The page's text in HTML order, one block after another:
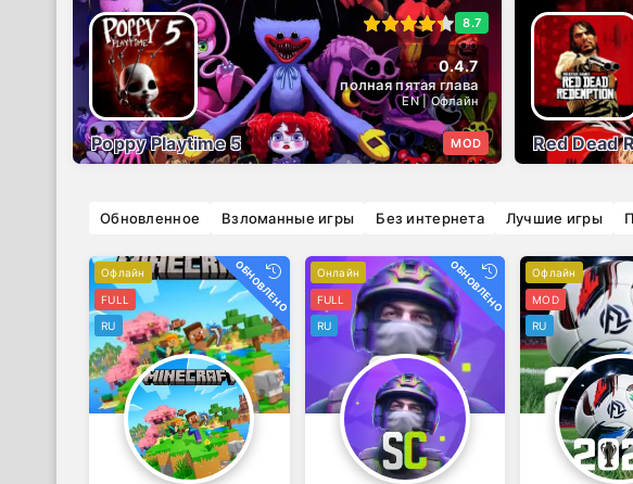
8.7
0.4.7
полная пятая глава
EN | Офлайн
Poppy Playtime 5 MOD Red Dead
Обновленное Взломанные игры Без интернета Лучшие игры
Офлайн
FULL
RU
ОБНОВЛЕНО Онлайн
FULL
RU
ОБНОВЛЕНО Офлайн
MOD
RU